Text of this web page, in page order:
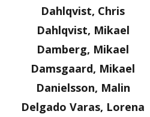
Dahlqvist, Chris
Dahlqvist, Mikael
Damberg, Mikael
Damsgaard, Mikael
Danielsson, Malin
Delgado Varas, Lorena